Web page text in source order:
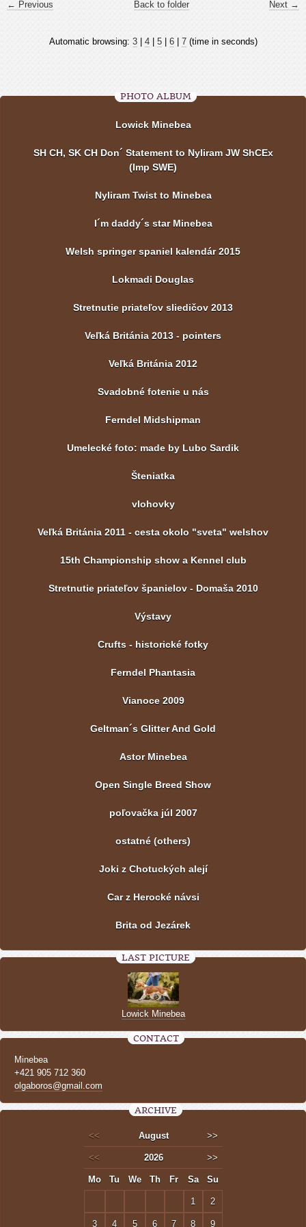
← Previous Next →
Back to folder
Automatic browsing: 3| 4| 5| 6| 7(time in seconds)
PHOTO ALBUM
Lowick Minebea
SH CH, SK CH Don´ Statement to Nyliram JW ShCEx
(Imp SWE)
Nyliram Twist to Minebea
I´m daddy´s star Minebea
Welsh springer spaniel kalendár 2015
Lokmadi Douglas
Stretnutie priateľov sliedičov 2013
Veľká Británia 2013 - pointers
Veľká Británia 2012
Svadobné fotenie u nás
Ferndel Midshipman
Umelecké foto: made by Lubo Sardik
Šteniatka
vlohovky
Veľká Británia 2011 - cesta okolo "sveta" welshov
15th Championship show a Kennel club
Stretnutie priateľov španielov - Domaša 2010
Výstavy
Crufts - historické fotky
Ferndel Phantasia
Vianoce 2009
Geltman´s Glitter And Gold
Astor Minebea
Open Single Breed Show
poľovačka júl 2007
ostatné (others)
Joki z Chotuckých alejí
Car z Herocké návsi
Brita od Jezárek
LAST PICTURE
Lowick Minebea
CONTACT
Minebea
+421 905 712 360
olgaboros@gmail.com
ARCHIVE
<< August >>
<< 2026 >>
Mo Tu We Th Fr Sa Su
1 2
3 4 5 6 7 8 9